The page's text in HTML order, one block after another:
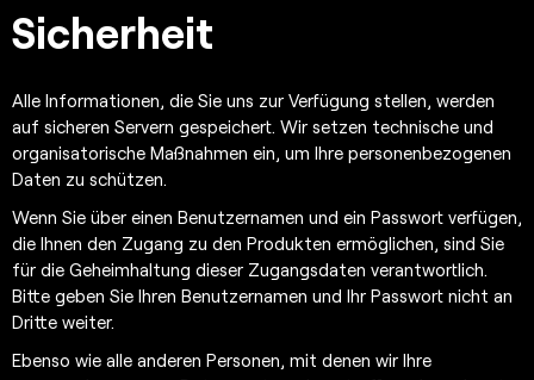
Sicherheit
Alle Informationen, die Sie uns zur Verfügung stellen, werden
auf sicheren Servern gespeichert. Wir setzen technische und
organisatorische Maßnahmen ein, um Ihre personenbezogenen
Daten zu schützen.
Wenn Sie über einen Benutzernamen und ein Passwort verfügen,
die Ihnen den Zugang zu den Produkten ermöglichen, sind Sie
für die Geheimhaltung dieser Zugangsdaten verantwortlich.
Bitte geben Sie Ihren Benutzernamen und Ihr Passwort nicht an
Dritte weiter.
Ebenso wie alle anderen Personen, mit denen wir Ihre